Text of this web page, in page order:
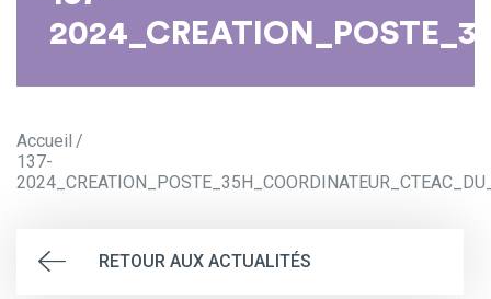
Accueil
137-
RETOUR AUX ACTUALITÉS